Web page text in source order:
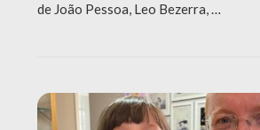
de João Pessoa, Leo Bezerra, …